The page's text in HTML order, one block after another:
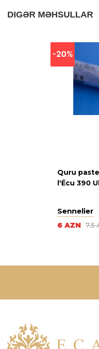
DIGƏR MƏHSULLAR
-20%
Quru
l'Écu 390
Sennelier
6 AZN 7.5